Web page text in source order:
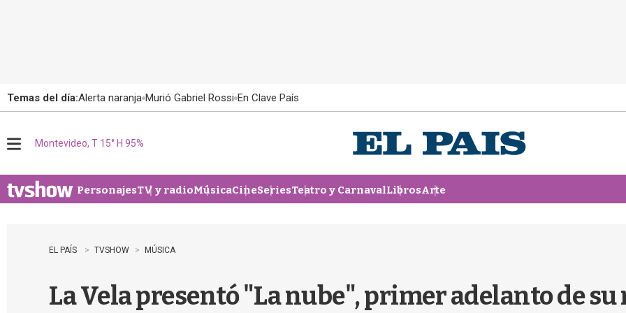
Temas del día:Alerta naranja Murió Gabriel Rossi En Clave País
u
Montevideo, T 15° H 95%
PersonajesTV y radioMúsicaCineSeriesTeatro y CarnavalLibrosArte
EL PAÍS TVSHOW MÚSICA
La Vela presentó "La nube", primer adelanto de su